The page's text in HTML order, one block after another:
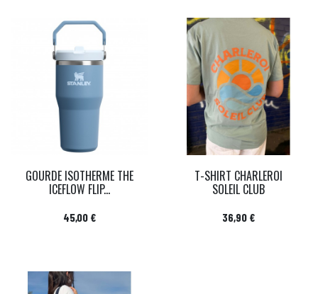
GOURDE ISOTHERME THE
ICEFLOW FLIP...
Prix
45,00 €
T-SHIRT CHARLEROI
SOLEIL CLUB
Prix
36,90 €